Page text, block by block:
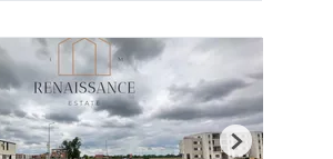
Next